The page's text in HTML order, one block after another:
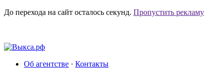
До перехода на сайт осталось секунд. Пропустить рекламу
Об агентстве · Контакты